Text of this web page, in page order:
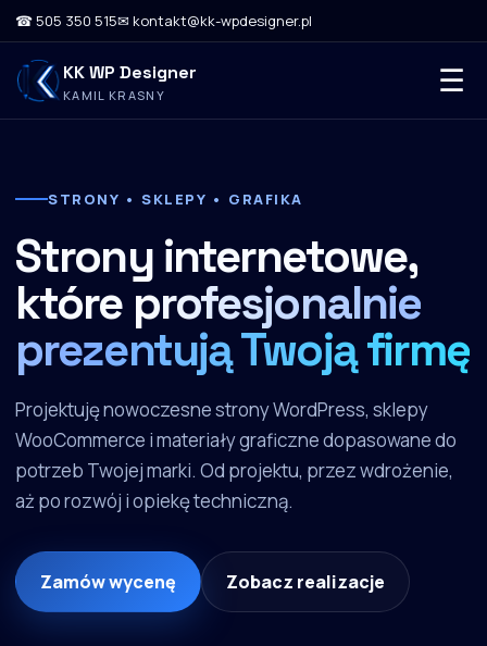
☎ 505 350 515✉ kontakt@kk-wpdesigner.pl
KK WP Designer
KAMIL KRASNY ☰
STRONY • SKLEPY • GRAFIKA
Strony internetowe,
które profesjonalnie
prezentują Twoją firmę
Projektuję nowoczesne strony WordPress, sklepy
WooCommerce i materiały graficzne dopasowane do
potrzeb Twojej marki. Od projektu, przez wdrożenie,
aż po rozwój i opiekę techniczną.
Zamów wycenę Zobacz realizacje